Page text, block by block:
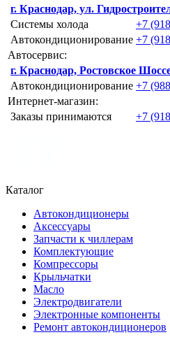
г. Краснодар, ул.
Системы холода
+7
Автокондиционирование +7
Автосервис:
г. Краснодар, Ростовское
Автокондиционирование +7
Интернет-магазин:
Заказы принимаются
+7
Каталог
Автокондиционеры
Аксессуары
Запчасти к чиллерам
Комплектующие
Компрессоры
Крыльчатки
Масло
Электродвигатели
Электронные компоненты
Ремонт автокондиционеров